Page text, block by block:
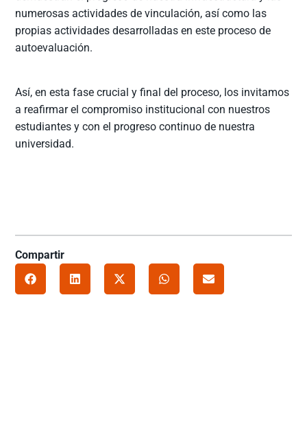
numerosas actividades de vinculación, así como las
propias actividades desarrolladas en este proceso de
autoevaluación.
Así, en esta fase crucial y final del proceso, los invitamos
a reafirmar el compromiso institucional con nuestros
estudiantes y con el progreso continuo de nuestra
universidad.
Compartir